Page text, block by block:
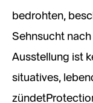
bedrohten,
Sehnsucht
Ausstellung ist
situatives,